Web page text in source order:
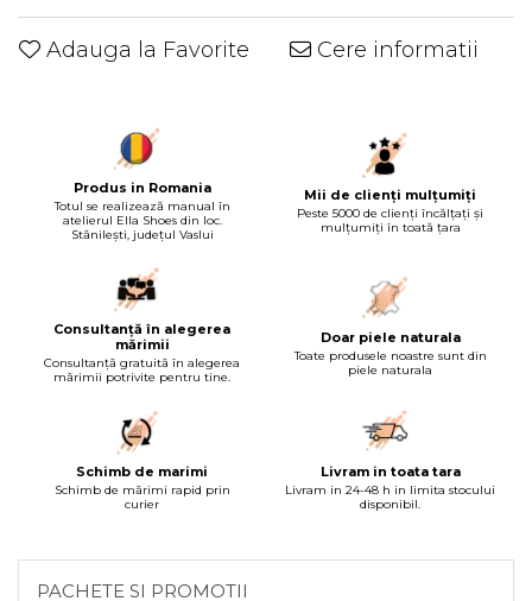
Adauga la Favorite Cere informatii
Produs in Romania
Totul se realizează manual în
atelierul Ella Shoes din loc.
Stănilești, județul Vaslui
Mii de clienți mulțumiți
Peste 5000 de clienți încălțați și
mulțumiți în toată țara
Consultanță în alegerea
mărimii
Consultanță gratuită în alegerea
mărimii potrivite pentru tine.
Doar piele naturala
Toate produsele noastre sunt din
piele naturala
Schimb de marimi
Schimb de mărimi rapid prin
curier
Livram in toata tara
Livram in 24-48 h in limita stocului
disponibil.
PACHETE SI PROMOTII